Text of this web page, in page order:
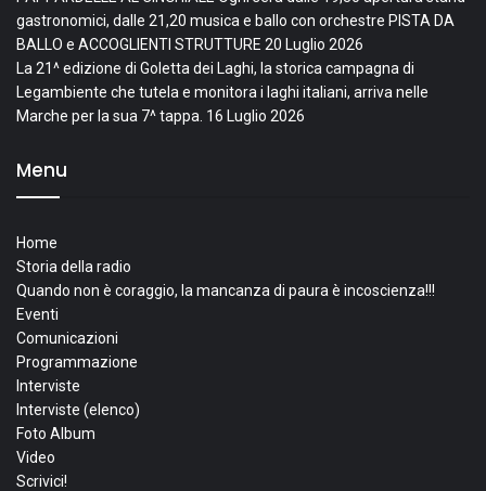
gastronomici, dalle 21,20 musica e ballo con orchestre PISTA DA
BALLO e ACCOGLIENTI STRUTTURE 20 Luglio 2026
La 21^ edizione di Goletta dei Laghi, la storica campagna di
Legambiente che tutela e monitora i laghi italiani, arriva nelle
Marche per la sua 7^ tappa. 16 Luglio 2026
Menu
Home
Storia della radio
Quando non è coraggio, la mancanza di paura è incoscienza!!!
Eventi
Comunicazioni
Programmazione
Interviste
Interviste (elenco)
Foto Album
Video
Scrivici!